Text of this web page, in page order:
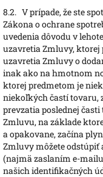
8.2. V prípade, že ste
Zákona o ochrane
uvedenia dôvodu v
uzavretia Zmluvy, ktorej
uzavretia Zmluvy o
inak ako na hmotnom
ktorej predmetom je
niekoľkých častí tovaru,
prevzatia poslednej
Zmluvu, na základe
a opakovane, začína
Zmluvy môžete
(najmä zaslaním e-
našich identifikačných